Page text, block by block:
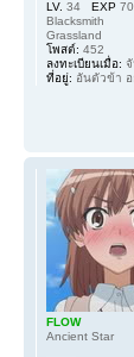
LV. 34 EXP
Blacksmith
Grassland
โพสต์: 452
ลงทะเบียนเมื่อ:
ที่อยู่: อันตัวข้า อ
FLOW
Ancient Star